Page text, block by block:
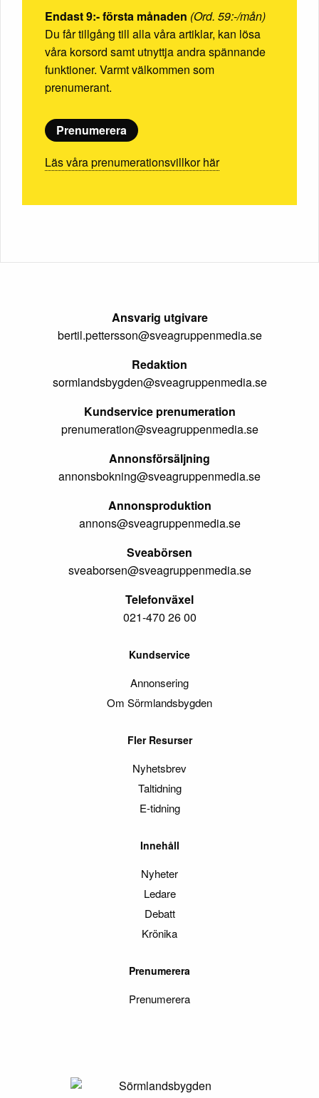
Endast 9:- första månaden (Ord. 59:-/mån)
Du får tillgång till alla våra artiklar, kan lösa
våra korsord samt utnyttja andra spännande
funktioner. Varmt välkommen som
prenumerant.
Prenumerera
Läs våra prenumerationsvillkor här
Ansvarig utgivare
bertil.pettersson@sveagruppenmedia.se
Redaktion
sormlandsbygden@sveagruppenmedia.se
Kundservice prenumeration
prenumeration@sveagruppenmedia.se
Annonsförsäljning
annonsbokning@sveagruppenmedia.se
Annonsproduktion
annons@sveagruppenmedia.se
Sveabörsen
sveaborsen@sveagruppenmedia.se
Telefonväxel
021-470 26 00
Kundservice
Annonsering
Om Sörmlandsbygden
Fler Resurser
Nyhetsbrev
Taltidning
E-tidning
Innehåll
Nyheter
Ledare
Debatt
Krönika
Prenumerera
Prenumerera